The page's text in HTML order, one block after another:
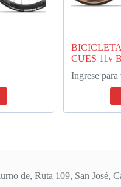
CUES 11v
Ingrese
de, Ruta 109, San José,